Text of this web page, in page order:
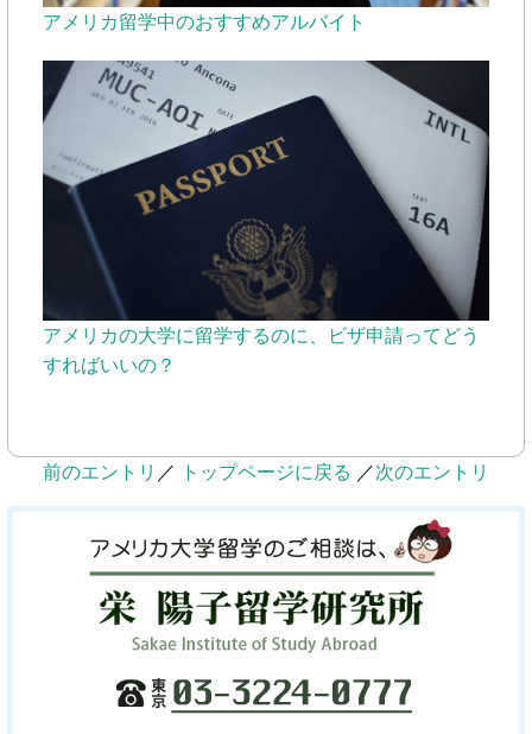
アメリカ留学中のおすすめアルバイト
アメリカの大学に留学するのに、ビザ申請ってどう
すればいいの？
前のエントリ ／ トップページに戻る ／次のエントリ